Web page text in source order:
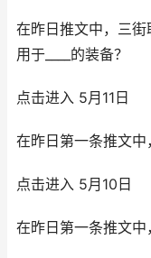
在昨日推文中，三
用于____的装备？
点击进入 5月11日
在昨日第一条推文中
点击进入 5月10日
在昨日第一条推文中